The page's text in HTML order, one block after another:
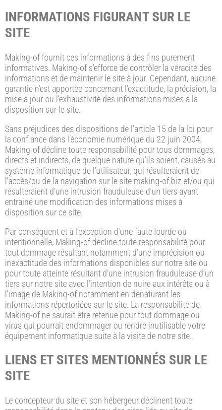
INFORMATIONS FIGURANT SUR LE
SITE
Making-of fournit ces informations à des fins purement
informatives. Making-of s’efforce de contrôler la véracité des
informations et de maintenir le site à jour. Cependant, aucune
garantie n’est apportée concernant l’exactitude, la précision, la
mise à jour ou l’exhaustivité des informations mises à la
disposition sur le site.
Sans préjudices des dispositions de l’article 15 de la loi pour
la confiance dans l’économie numérique du 22 juin 2004,
Making-of décline toute responsabilité pour tous dommages,
directs et indirects, de quelque nature qu’ils soient, causés au
système informatique de l’utilisateur, qui résulteraient de
l’accès/ou de la navigation sur le site making-of.biz et/ou qui
résulteraient d’une intrusion frauduleuse d’un tiers ayant
entrainé une modification des informations mises à
disposition sur ce site.
Par conséquent et à l’exception d’une faute lourde ou
intentionnelle, Making-of décline toute responsabilité pour
tout dommage résultant notamment d’une imprécision ou
inexactitude des informations disponibles sur notre site ou
pour toute atteinte résultant d’une intrusion frauduleuse d’un
tiers sur notre site avec l’intention de nuire aux intérêts ou à
l’image de Making-of notamment en dénaturant les
informations répertoriées sur le site. La responsabilité de
Making-of ne saurait être retenue pour tout dommage ou
virus qui pourrait endommager ou rendre inutilisable votre
équipement informatique suite à la visite de notre site.
LIENS ET SITES MENTIONNÉS SUR LE
SITE
Le concepteur du site et son hébergeur déclinent toute